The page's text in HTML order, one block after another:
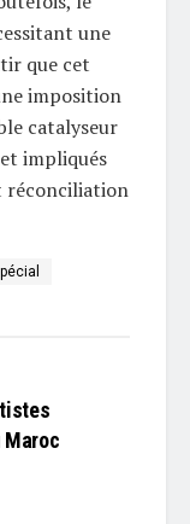
une
que cet
imposition
catalyseur
impliqués
réconciliation